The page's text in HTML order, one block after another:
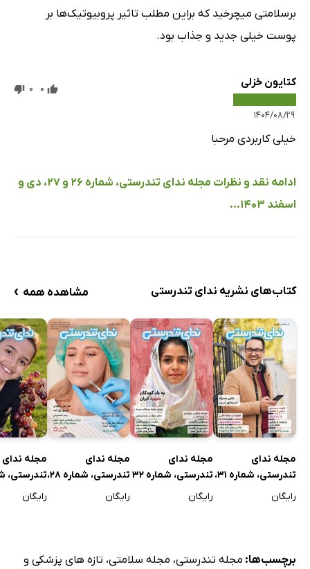
برسلامتی میچرخید که براین مطلب تاثیر پروبیوتیک‌ها بر
پوست خیلی جدید و جذاب بود.
کتایون خزلی
۱۴۰۴/۰۸/۲۹
0
0
خیلی کاربردی مرحبا
ادامه نقد و نظرات مجله ندای تندرستی، شماره 26 و 27، دی و
اسفند 1403...
کتاب‌های نشریه ندای تندرستی مشاهده همه ›
مجله ندای
تندرستی، شماره 31،
آبان 1404
رایگان
مجله ندای
تندرستی، شماره 32
رایگان
مجله ندای
تندرستی، شماره 28،
اردیبهشت 1404
رایگان
مجله ندای
تندرستی،
30، شهریور 1404
رایگان
برچسب‌ها: مجله تندرستی، مجله سلامتی، تازه های پزشکی و